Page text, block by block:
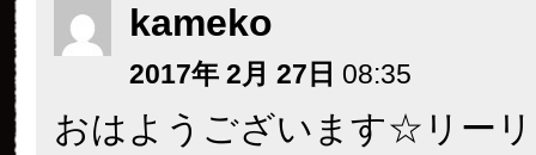
kameko
2017年 2月 27日 08:35
おはようございます☆リー